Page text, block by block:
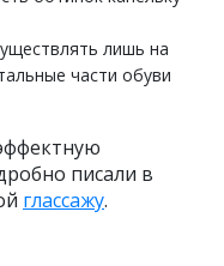
лишь на
части обуви
писали в
глассажу.